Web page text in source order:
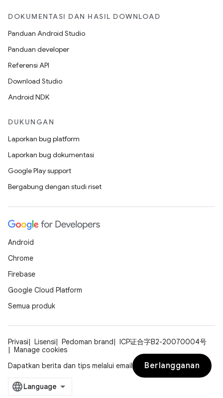
DOKUMENTASI DAN HASIL DOWNLOAD
Panduan Android Studio
Panduan developer
Referensi API
Download Studio
Android NDK
DUKUNGAN
Laporkan bug platform
Laporkan bug dokumentasi
Google Play support
Bergabung dengan studi riset
Android
Chrome
Firebase
Google Cloud Platform
Semua produk
Privasi Lisensi Pedoman brand
ICP证合字B2-20070004号
Manage cookies
Dapatkan berita dan tips melalui email
Berlangganan